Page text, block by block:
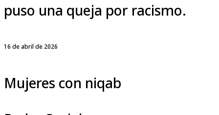
puso una queja por racismo.
16 de abril de 2026
Mujeres con niqab